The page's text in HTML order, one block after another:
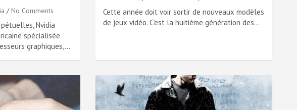
No Comments
Nvidia
spécialisée
graphiques,…
Cette année doit voir sortir de nouveaux modèles
de jeux vidéo. C’est la huitième génération des…